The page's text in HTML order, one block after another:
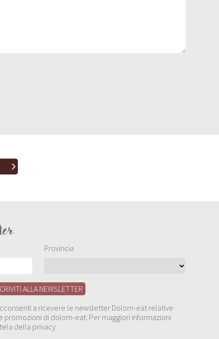
Provincia
a ricevere le newsletter Dolom-eat relative
promozioni di dolom-eat. Per maggiori informazioni
della privacy.